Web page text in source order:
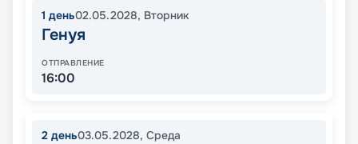
1 день02.05.2028, Вторник
Генуя
ОТПРАВЛЕНИЕ
16:00
2 день03.05.2028, Среда